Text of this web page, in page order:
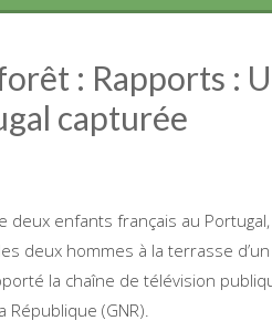
: Rapports :
capturée
deux enfants français au
deux hommes à la terrasse
la chaîne de télévision
(GNR).